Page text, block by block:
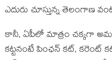
ఎదురు చూస్తున్న తెలంగాణ
కానీ, ఏపీలో మాత్రం చ‌క్క‌గా
క‌ట్ట‌నంటే పింఛ‌న్ క‌ట్‌, క‌రెంట్